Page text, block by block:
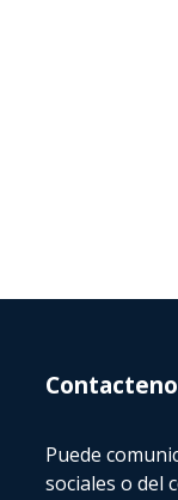
Puede
sociales o del